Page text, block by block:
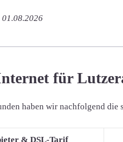
für
haben wir nachfolgend
& DSL-Tarif